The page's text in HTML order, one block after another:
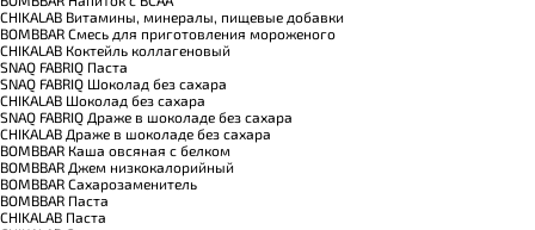
CHIKALAB Витамины, минералы, пищевые добавки
BOMBBAR Смесь для приготовления мороженого
CHIKALAB Коктейль коллагеновый
SNAQ FABRIQ Паста
SNAQ FABRIQ Шоколад без сахара
CHIKALAB Шоколад без сахара
SNAQ FABRIQ Драже в шоколаде без сахара
CHIKALAB Драже в шоколаде без сахара
BOMBBAR Каша овсяная с белком
BOMBBAR Джем низкокалорийный
BOMBBAR Сахарозаменитель
BOMBBAR Паста
CHIKALAB Паста